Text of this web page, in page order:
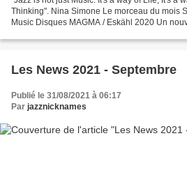
Thinking". Nina Simone Le morceau du mois
Music Disques MAGMA / Eskähl 2020 Un
Les News 2021 - Septembre
Publié le 31/08/2021 à 06:17
Par jazznicknames